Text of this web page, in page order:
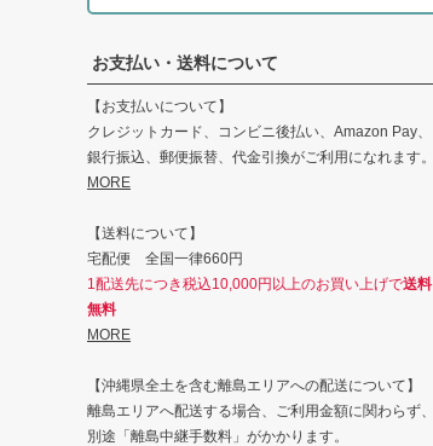
お支払い・送料について
【お支払いについて】
クレジットカード、コンビニ後払い、Amazon Pay、
銀行振込、郵便振替、代金引換がご利用になれます。
MORE
【送料について】
宅配便 全国一律660円
1配送先につき税込10,000円以上のお買い上げで送料
無料
MORE
【沖縄県全土を含む離島エリアへの配送について】
離島エリアへ配送する場合、ご利用金額に関わらず、
別途「離島中継手数料」がかかります。